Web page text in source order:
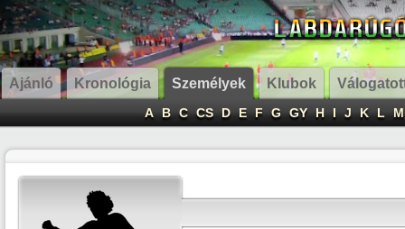
Ajánló Kronológia Személyek Klubok
A B C CS D E F G GY H I J K L M